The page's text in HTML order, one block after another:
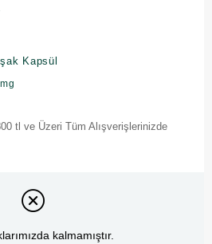
Kapsül
tl ve Üzeri Tüm Alışverişlerinizde
kalmamıştır.